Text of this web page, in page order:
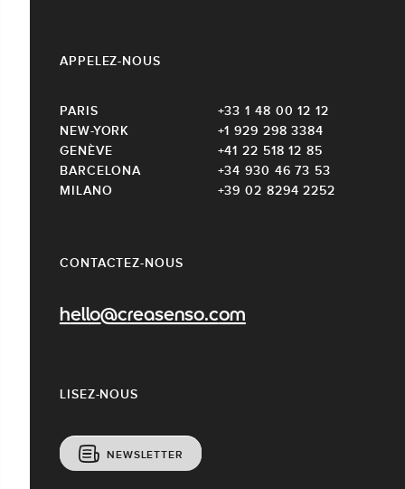
CONTACTEZ-NOUS
hello@creasenso.com
LISEZ-NOUS
NEWSLETTER
APPELEZ-NOUS
PARIS
+33 1 48 00 12 12
NEW-YORK
+1 929 298 3384
GENÈVE
+41 22 518 12 85
BARCELONA
+34 930 46 73 53
MILANO
+39 02 8294 2252